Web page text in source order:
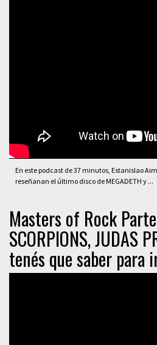
En este podcast de 37 minutos, Estanislao
reseñanan el último disco de MEGADETH y ...
Masters of Rock
SCORPIONS, JUDAS
tenés que saber para